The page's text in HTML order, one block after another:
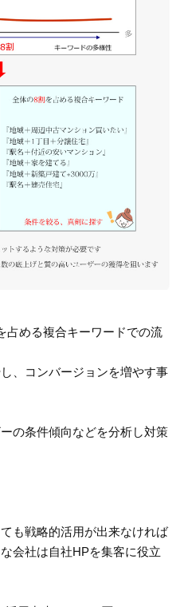
占める複合キーワードでの流
、コンバージョンを増やす事
の条件傾向などを分析し対策
も戦略的活用が出来なければ
会社は自社HPを集客に役立